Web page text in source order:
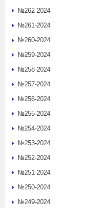
№262-2024
№261-2024
№260-2024
№259-2024
№258-2024
№257-2024
№256-2024
№255-2024
№254-2024
№253-2024
№252-2024
№251-2024
№250-2024
№249-2024